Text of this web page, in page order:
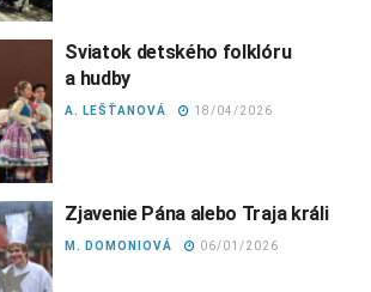
Sviatok detského folklóru
a hudby
A. LEŠŤANOVÁ 18/04/2026
Zjavenie Pána alebo Traja králi
M. DOMONIOVÁ 06/01/2026